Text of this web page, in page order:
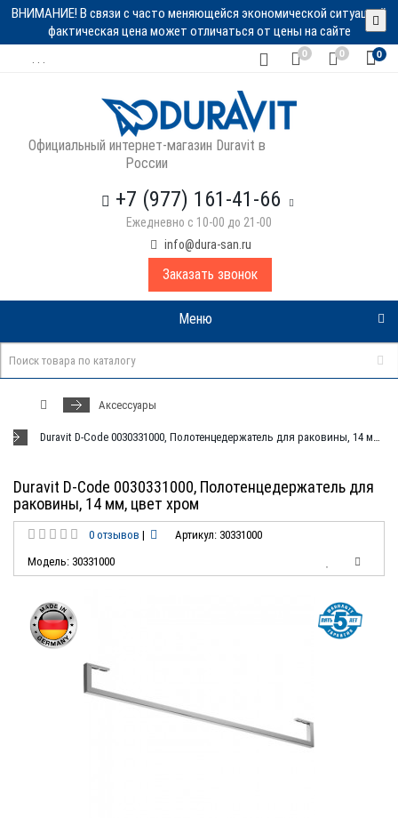
ВНИМАНИЕ! В связи с часто меняющейся экономической ситуацией
фактическая цена может отличаться от цены на сайте
0 0 0
Официальный интернет-магазин Duravit в
России
+7 (977) 161-41-66
Ежедневно с 10-00 до 21-00
info@dura-san.ru
Заказать звонок
Меню
Аксессуары
Duravit D-Code 0030331000, Полотенцедержатель для раковины, 14 мм, цвет хром
Duravit D-Code 0030331000, Полотенцедержатель для
раковины, 14 мм, цвет хром
0 отзывов |
Артикул: 30331000
Модель: 30331000